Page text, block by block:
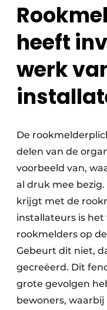
heeft
werk
De
delen van de
voorbeeld van,
al druk mee
krijgt met de
installateurs is
rookmelders op
Gebeurt dit niet,
gecreëerd. Dit
grote gevolgen
bewoners,